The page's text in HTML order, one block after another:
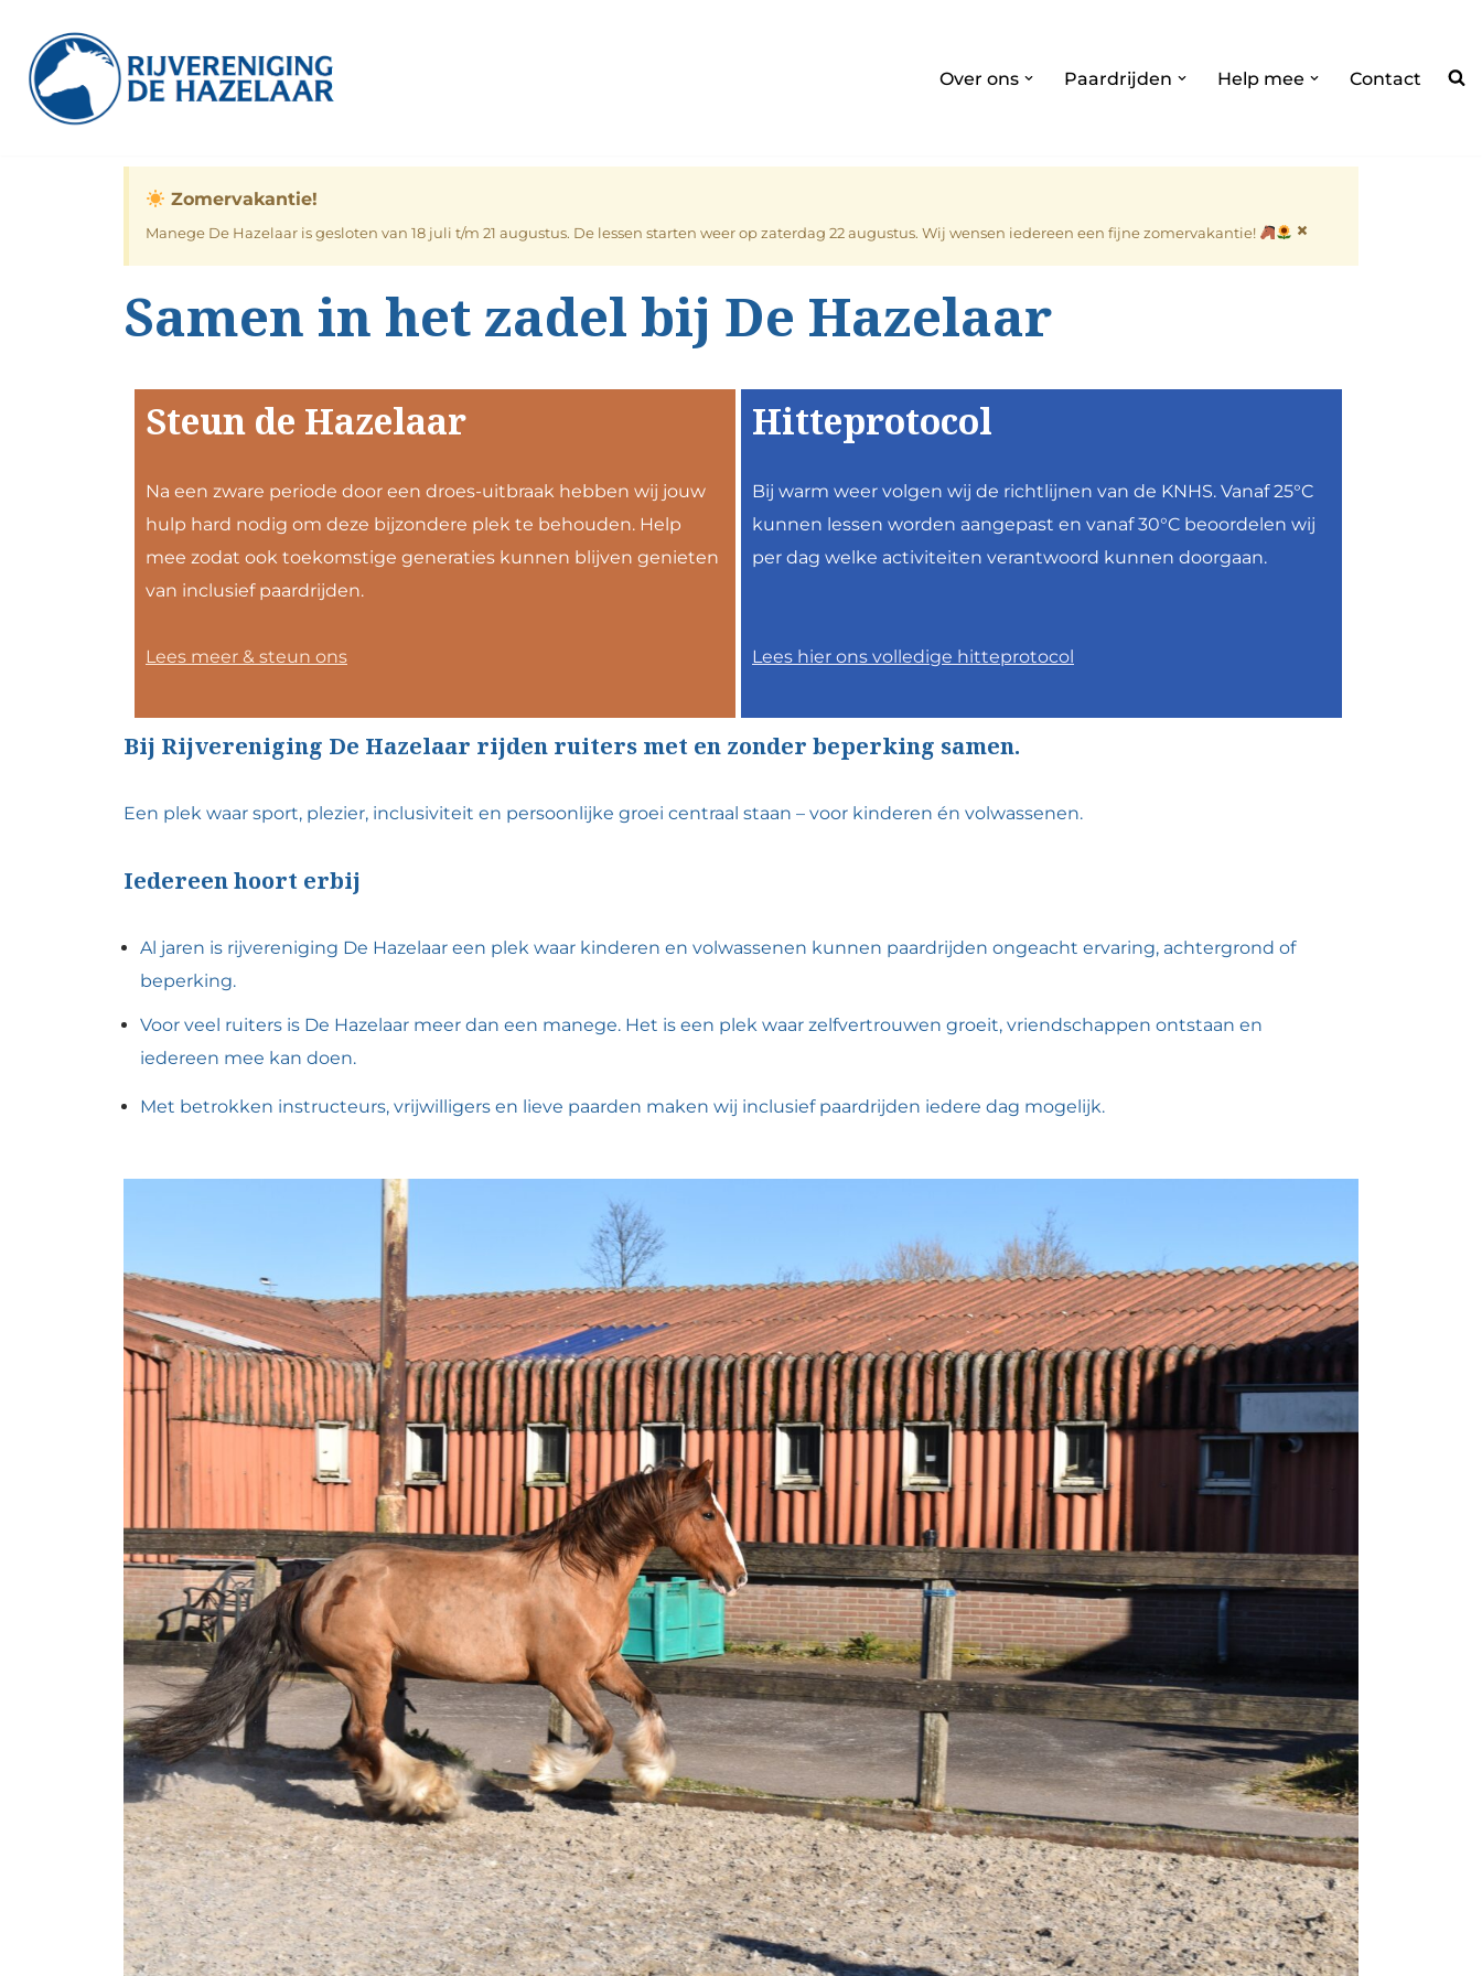
Ga
naar
Over ons Paardrijden Help mee Contact
Zomervakantie!
Manege De Hazelaar is gesloten van 18 juli t/m 21 augustus. De lessen starten weer op zaterdag 22 augustus. Wij wensen iedereen een fijne zomervakantie! ×
Samen in het zadel bij De Hazelaar
Steun de Hazelaar
Na een zware periode door een droes-uitbraak hebben wij jouw
hulp hard nodig om deze bijzondere plek te behouden. Help
mee zodat ook toekomstige generaties kunnen blijven genieten
van inclusief paardrijden.
Lees meer & steun ons
Hitteprotocol
Bij warm weer volgen wij de richtlijnen van de KNHS. Vanaf 25°C
kunnen lessen worden aangepast en vanaf 30°C beoordelen wij
per dag welke activiteiten verantwoord kunnen doorgaan.
Lees hier ons volledige hitteprotocol
Bij Rijvereniging De Hazelaar rijden ruiters met en zonder beperking samen.
Een plek waar sport, plezier, inclusiviteit en persoonlijke groei centraal staan – voor kinderen én volwassenen.
Iedereen hoort erbij
Al jaren is rijvereniging De Hazelaar een plek waar kinderen en volwassenen kunnen paardrijden ongeacht ervaring, achtergrond of
beperking.
Voor veel ruiters is De Hazelaar meer dan een manege. Het is een plek waar zelfvertrouwen groeit, vriendschappen ontstaan en
iedereen mee kan doen.
Met betrokken instructeurs, vrijwilligers en lieve paarden maken wij inclusief paardrijden iedere dag mogelijk.